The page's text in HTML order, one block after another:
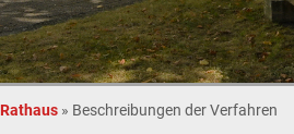
Rathaus » Beschreibungen der Verfahren